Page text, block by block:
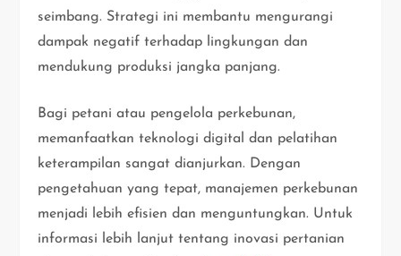
seimbang. Strategi ini membantu mengurangi
dampak negatif terhadap lingkungan dan
mendukung produksi jangka panjang.
Bagi petani atau pengelola perkebunan,
memanfaatkan teknologi digital dan pelatihan
keterampilan sangat dianjurkan. Dengan
pengetahuan yang tepat, manajemen perkebunan
menjadi lebih efisien dan menguntungkan. Untuk
informasi lebih lanjut tentang inovasi pertanian